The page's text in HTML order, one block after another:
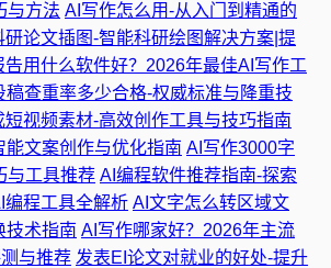
与方法 AI写作怎么用-从入门到精通的
研论文插图-智能科研绘图解决方案|提
告用什么软件好？2026年最佳AI写作工
稿查重率多少合格-权威标准与降重技
短视频素材-高效创作工具与技巧指南
能文案创作与优化指南 AI写作3000字
与工具推荐 AI编程软件推荐指南-探索
程工具全解析 AI文字怎么转区域文
技术指南 AI写作哪家好？2026年主流
与推荐 发表EI论文对就业的好处-提升